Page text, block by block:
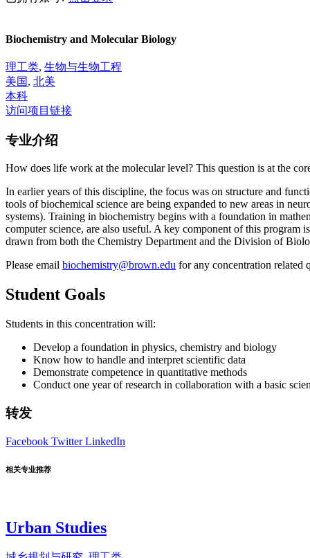
Biochemistry and Molecular Biology
理工类, 生物与生物工程
美国, 北美
本科
访问项目链接
专业介绍
How does life work at the molecular level? This question is at the
In earlier years of this discipline, the focus was on structure and
tools of biochemical science are being expanded to new areas in
systems). Training in biochemistry begins with a foundation in
computer science, are also useful. A key component of this
drawn from both the Chemistry Department and the Division of
Please email biochemistry@brown.edu for any concentration related
Student Goals
Students in this concentration will:
Develop a foundation in physics, chemistry and biology
Know how to handle and interpret scientific data
Demonstrate competence in quantitative methods
Conduct one year of research in collaboration with a basic
转发
Facebook TwitterLinkedIn
相关专业推荐
Urban Studies